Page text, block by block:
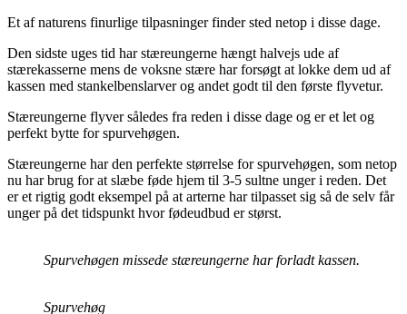
Et af naturens finurlige tilpasninger finder sted netop i disse dage.
Den sidste uges tid har stæreungerne hængt halvejs ude af
stærekasserne mens de voksne stære har forsøgt at lokke dem ud af
kassen med stankelbenslarver og andet godt til den første flyvetur.
Stæreungerne flyver således fra reden i disse dage og er et let og
perfekt bytte for spurvehøgen.
Stæreungerne har den perfekte størrelse for spurvehøgen, som netop
nu har brug for at slæbe føde hjem til 3-5 sultne unger i reden. Det
er et rigtig godt eksempel på at arterne har tilpasset sig så de selv får
unger på det tidspunkt hvor fødeudbud er størst.
Spurvehøgen missede stæreungerne har forladt kassen.
Spurvehøg